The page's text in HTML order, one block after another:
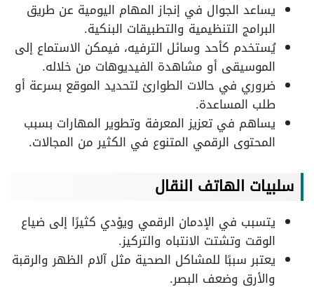
يساعد الجوال في إنجاز المهام اليومية عن طريق
البرامج التنظيمية والتطبيقات البنكية.
يُستخدم كأحد وسائل الترفيه، فيمكن الاستماع إلى
الموسيقى أو مشاهدة الفيديوهات من خلاله.
ضروري في حالات الطوارئ لتحديد الموقع بسرعة أو
طلب المساعدة.
يساهم في تعزيز المعرفة وتطوير المهارات بسبب
المحتوى الرقمي المتنوع في الكثير من المجالات.
سلبيات الهاتف النقال
يتسبب في الإدمان الرقمي ويؤدي كثيرًا إلى ضياع
الوقت وتشتت الانتباه والتركيز.
يعتبر سببًا للمشاكل الصحية مثل آلام الظهر والرقبة
والأرق وضعف البصر.